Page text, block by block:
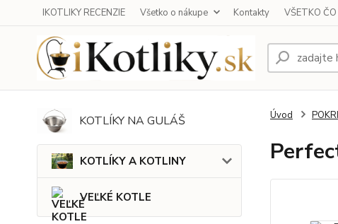
IKOTLIKY RECENZIE Všetko o nákupe Kontakty VŠETKO
KOTLÍKY NA GULÁŠ
KOTLÍKY A KOTLINY
VEĽKÉ KOTLE
Úvod